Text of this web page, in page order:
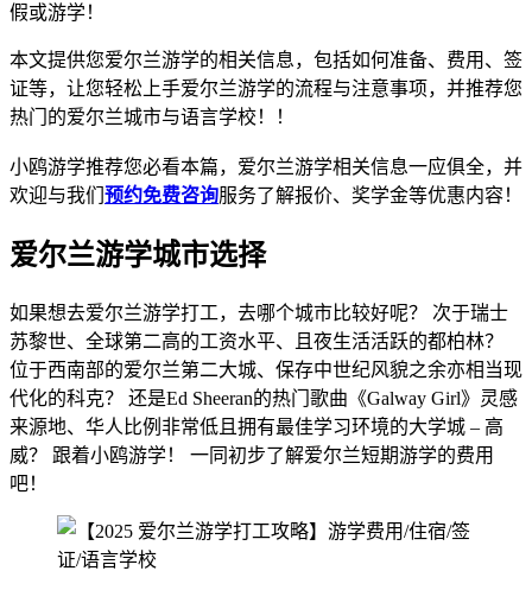
假或游学！
本文提供您爱尔兰游学的相关信息，包括如何准备、费用、签
证等，让您轻松上手爱尔兰游学的流程与注意事项，并推荐您
热门的爱尔兰城市与语言学校！！
小鸥游学推荐您必看本篇，爱尔兰游学相关信息一应俱全，并
欢迎与我们 预约免费咨询服务了解报价、奖学金等优惠内容！
爱尔兰游学城市选择
如果想去爱尔兰游学打工，去哪个城市比较好呢？ 次于瑞士
苏黎世、全球第二高的工资水平、且夜生活活跃的都柏林？
位于西南部的爱尔兰第二大城、保存中世纪风貌之余亦相当现
代化的科克？ 还是Ed Sheeran的热门歌曲《Galway Girl》灵感
来源地、华人比例非常低且拥有最佳学习环境的大学城 – 高
威？ 跟着小鸥游学！ 一同初步了解爱尔兰短期游学的费用
吧！